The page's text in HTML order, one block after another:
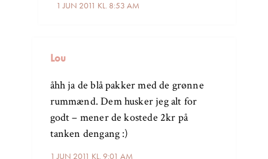
1 JUN 2011 KL. 8:53 AM
Lou
1 JUN 2011 KL. 9:01 AM
åhh ja de blå pakker med de grønne
rummænd. Dem husker jeg alt for
godt – mener de kostede 2kr på
tanken dengang :)